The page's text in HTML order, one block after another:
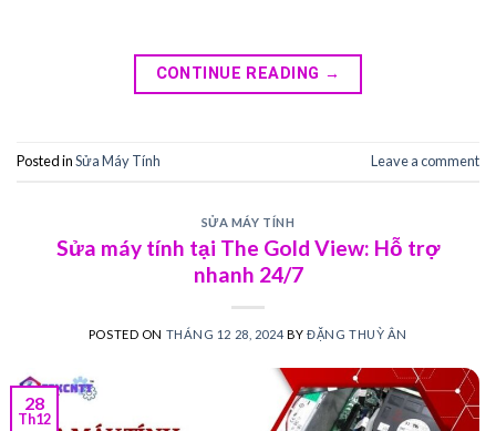
CONTINUE READING →
Posted inSửa Máy Tính Leave a comment
SỬA MÁY TÍNH
Sửa máy tính tại The Gold View: Hỗ trợ
nhanh 24/7
POSTED ON THÁNG 12 28, 2024 BYĐẶNG THUỲ ÂN
28
Th12